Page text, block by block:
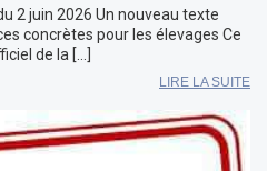
2 juin 2026 Un nouveau texte
concrètes pour les élevages Ce
de la […]
LIRE LA SUITE